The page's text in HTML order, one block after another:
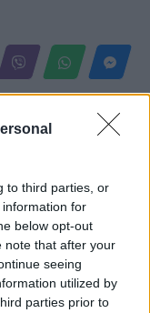
to third parties, or
for
below opt-out
note that after your
seeing
utilized by
parties prior to
frikë në
kthehen